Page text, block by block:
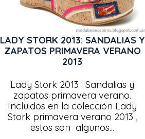
LADY STORK 2013: SANDALIAS Y
ZAPATOS PRIMAVERA VERANO
2013
Lady Stork 2013 : Sandalias y
zapatos primavera verano.
Incluidos en la colección Lady
Stork primavera verano 2013 ,
estos son algunos...